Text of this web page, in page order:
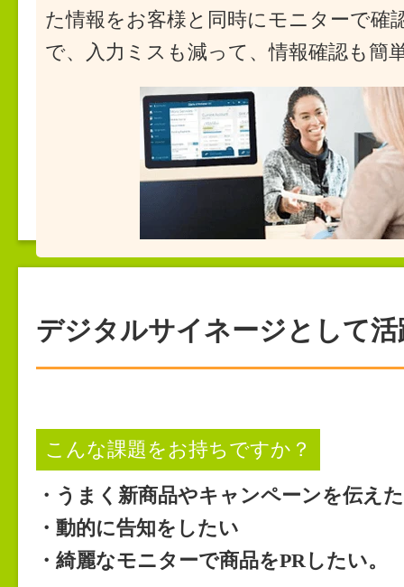
た情報をお客様と同時にモニターで確
で、入力ミスも減って、情報確認も簡
デジタルサイネージとして活
こんな課題をお持ちですか？
・うまく新商品やキャンペーンを伝え
・動的に告知をしたい
・綺麗なモニターで商品をPRしたい。